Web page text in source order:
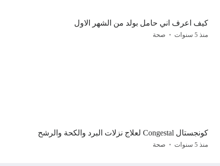
كيف اعرف اني حامل بولد من الشهر الاول
منذ 5 سنوات صحة
كونجستال Congestal لعلاج نزلات البرد والكحة والرشح
منذ 5 سنوات صحة